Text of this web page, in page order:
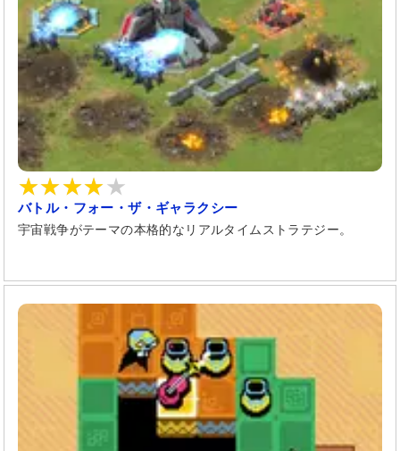
バトル・フォー・ザ・ギャラクシー
宇宙戦争がテーマの本格的なリアルタイムストラテジー。